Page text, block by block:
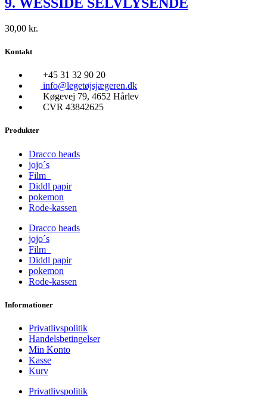
30,00 kr.
Kontakt
+45 31 32 90 20
info@legetøjsjægeren.dk
Køgevej 79, 4652 Hårlev
CVR 43842625
Produkter
Dracco heads
jojo´s
Film
Diddl papir
pokemon
Rode-kassen
Dracco heads
jojo´s
Film
Diddl papir
pokemon
Rode-kassen
Informationer
Privatlivspolitik
Handelsbetingelser
Min Konto
Kasse
Kurv
Privatlivspolitik